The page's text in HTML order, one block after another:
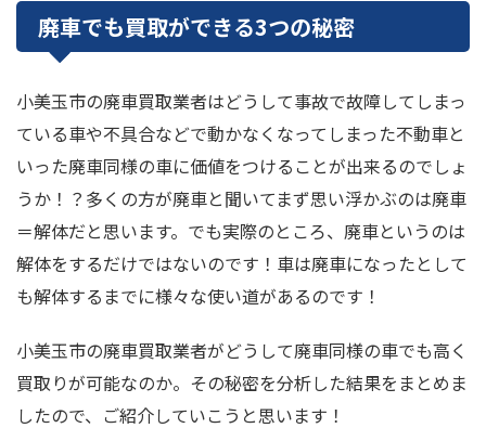
廃車でも買取ができる3つの秘密
小美玉市の廃車買取業者はどうして事故で故障してしまっ
ている車や不具合などで動かなくなってしまった不動車と
いった廃車同様の車に価値をつけることが出来るのでしょ
うか！？多くの方が廃車と聞いてまず思い浮かぶのは廃車
＝解体だと思います。でも実際のところ、廃車というのは
解体をするだけではないのです！車は廃車になったとして
も解体するまでに様々な使い道があるのです！
小美玉市の廃車買取業者がどうして廃車同様の車でも高く
買取りが可能なのか。その秘密を分析した結果をまとめま
したので、ご紹介していこうと思います！